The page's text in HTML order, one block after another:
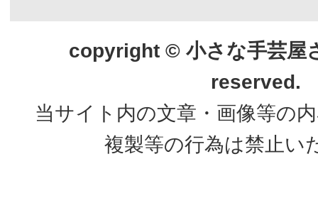
copyright © 小さな手芸屋
reserved.
当サイト内の文章・画像等の
複製等の行為は禁止い